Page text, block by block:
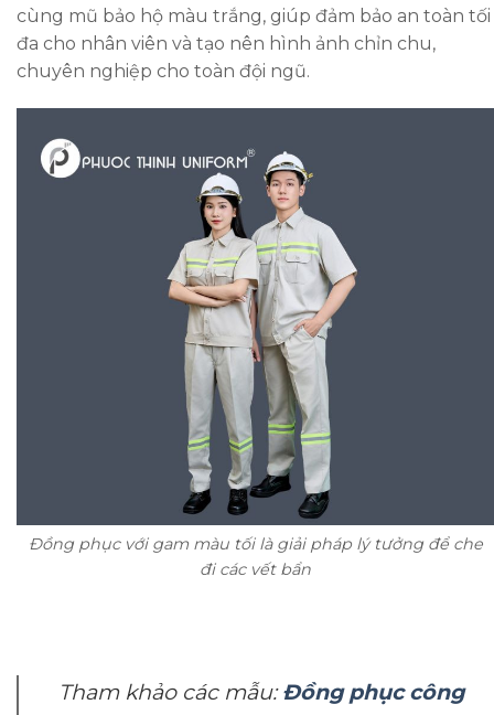
cùng mũ bảo hộ màu trắng, giúp đảm bảo an toàn tối
đa cho nhân viên và tạo nên hình ảnh chỉn chu,
chuyên nghiệp cho toàn đội ngũ.
Đồng phục với gam màu tối là giải pháp lý tưởng để che
đi các vết bẩn
Tham khảo các mẫu:Đồng phục công